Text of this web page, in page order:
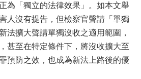
為「獨立的法律效果」。如本文舉
人沒有提告，但檢察官聲請「單獨
法擴大聲請單獨沒收之適用範圍，
甚至在特定條件下，將沒收擴大至
預防之效，也成為新法上路後的優